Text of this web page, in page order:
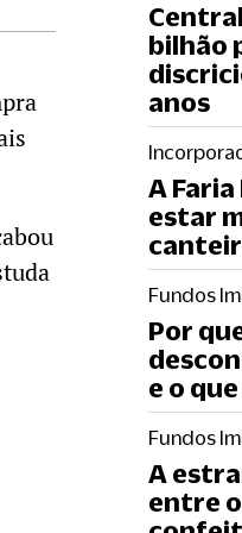
Central
bilhão
anos
A
estar
Fundos
Por
e o
Fundos
A
entre o